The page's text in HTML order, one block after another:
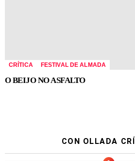
CRÍTICA FESTIVAL DE ALMADA
O BEIJO NO ASFALTO
CON OLLADA